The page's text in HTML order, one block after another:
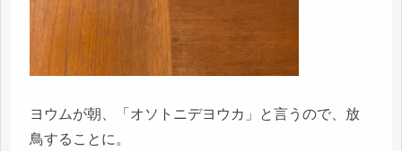
ヨウムが朝、「オソトニデヨウカ」と言うので、放
鳥することに。